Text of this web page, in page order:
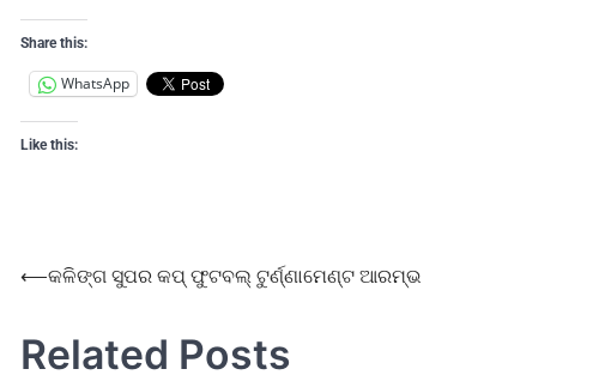
Share this:
WhatsApp
Like this:
⟵କଳିଙ୍ଗ ସୁପର କପ୍ ଫୁଟବଲ୍ ଟୁର୍ଣ୍ଣାମେଣ୍ଟ ଆରମ୍ଭ
Related Posts